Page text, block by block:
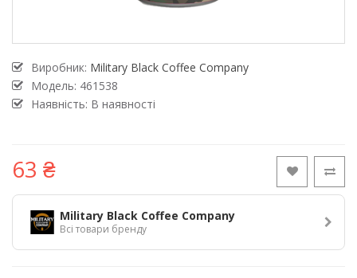
Виробник: Military Black Coffee Company
Модель: 461538
Наявність: В наявності
63 ₴
Military Black Coffee Company
Всі товари бренду